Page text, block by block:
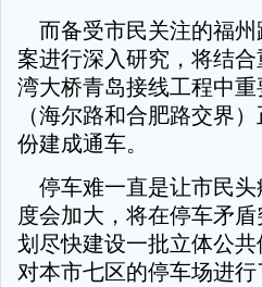
而备受市民关注的福州
案进行深入研究，将结
湾大桥青岛接线工程中
（海尔路和合肥路交界
份建成通车。
停车难一直是让市民头
度会加大，将在停车矛
划尽快建设一批立体公
对本市七区的停车场进